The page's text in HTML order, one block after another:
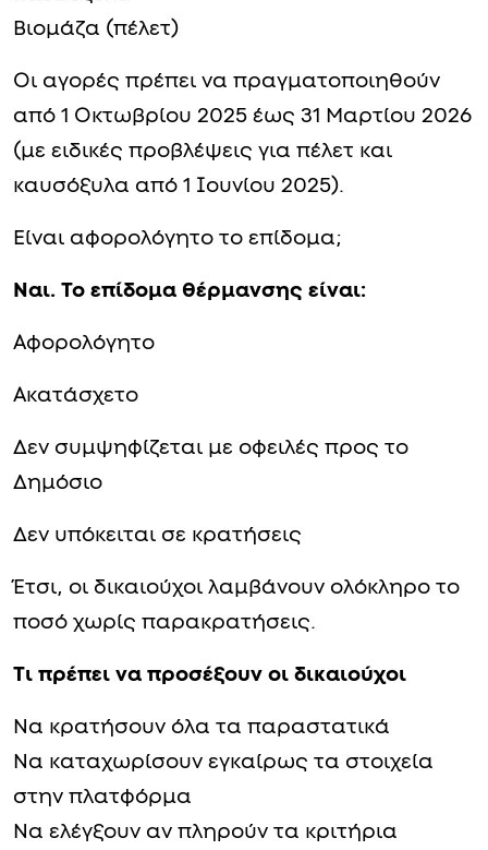
Βιομάζα (πέλετ)
Οι αγορές πρέπει να πραγματοποιηθούν
από 1 Οκτωβρίου 2025 έως 31 Μαρτίου 2026
(με ειδικές προβλέψεις για πέλετ και
καυσόξυλα από 1 Ιουνίου 2025).
Είναι αφορολόγητο το επίδομα;
Ναι. Το επίδομα θέρμανσης είναι:
Αφορολόγητο
Ακατάσχετο
Δεν συμψηφίζεται με οφειλές προς το
Δημόσιο
Δεν υπόκειται σε κρατήσεις
Έτσι, οι δικαιούχοι λαμβάνουν ολόκληρο το
ποσό χωρίς παρακρατήσεις.
Τι πρέπει να προσέξουν οι δικαιούχοι
Να κρατήσουν όλα τα παραστατικά
Να καταχωρίσουν εγκαίρως τα στοιχεία
στην πλατφόρμα
Να ελέγξουν αν πληρούν τα κριτήρια